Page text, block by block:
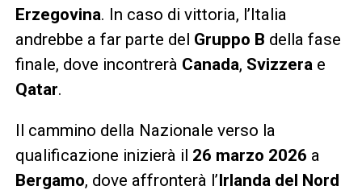
Erzegovina. In caso di vittoria, l’Italia
andrebbe a far parte del Gruppo B della fase
finale, dove incontrerà Canada, Svizzerae
Qatar.
Il cammino della Nazionale verso la
qualificazione inizierà il 26 marzo 2026 a
Bergamo, dove affronterà l’Irlanda del Nord